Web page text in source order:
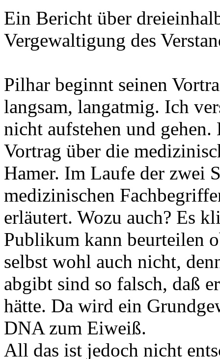
Ein Bericht über
Vergewaltigung des
Pilhar beginnt seinen
langsam, langatmig. Ich
nicht aufstehen und
Vortrag über die
Hamer. Im Laufe der zwei
medizinischen
erläutert. Wozu auch? Es
Publikum kann beurteilen
selbst wohl auch nicht,
abgibt sind so falsch, daß
hätte. Da wird ein
DNA zum Eiweiß.
All das ist jedoch nicht